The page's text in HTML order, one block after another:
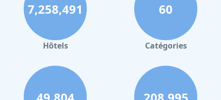
7,258,491
Hôtels
60
Catégories